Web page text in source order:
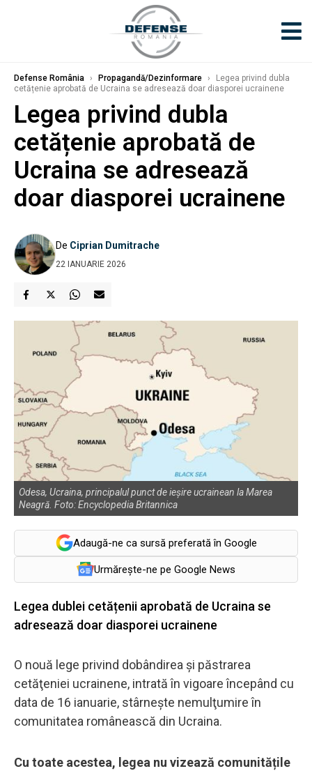
Defense România › Propagandă/Dezinformare ›
Legea privind dubla
cetățenie aprobată de Ucraina se adresează doar diasporei ucrainene
Legea privind dubla
cetățenie aprobată de
Ucraina se adresează
doar diasporei ucrainene
De Ciprian Dumitrache
22 IANUARIE 2026
Odesa, Ucraina, principalul punct de ieșire ucrainean la Marea
Neagră. Foto: Encyclopedia Britannica
Adaugă-ne ca sursă preferată în Google
Urmărește-ne pe Google News
Legea dublei cetățenii aprobată de Ucraina se
adresează doar diasporei ucrainene
O nouă lege privind dobândirea şi păstrarea
cetăţeniei ucrainene, intrată în vigoare începând cu
data de 16 ianuarie, stârneşte nemulţumire în
comunitatea românească din Ucraina.
Cu toate acestea, legea nu vizează comunitățile